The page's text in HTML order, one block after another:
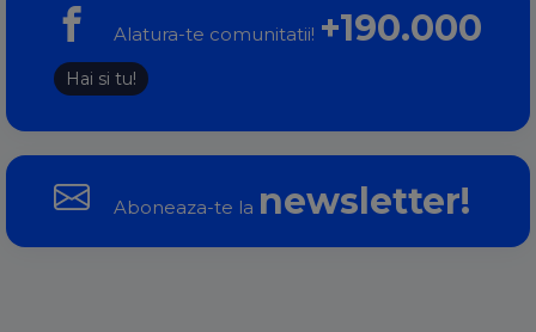
Alatura-te comunitatii! +190.000
Hai si tu!
Aboneaza-te la newsletter!